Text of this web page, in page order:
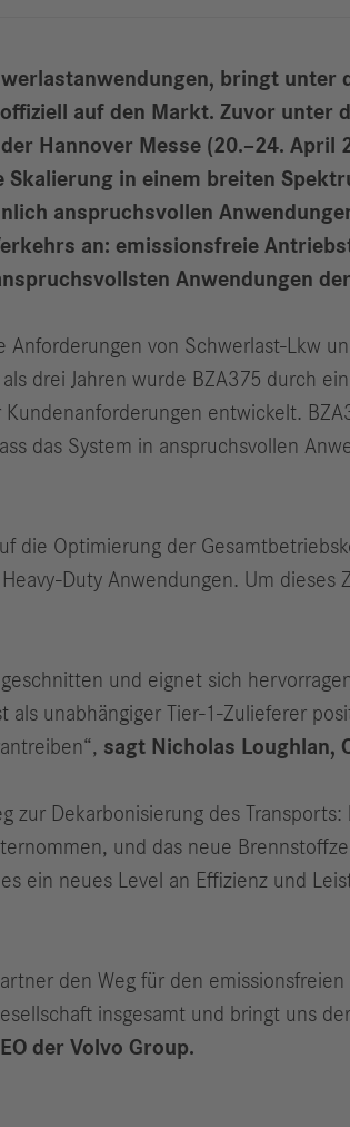
bringt unter
auf den Markt. Zuvor unter
Hannover Messe (20.–24.
in einem breiten
anspruchsvollen
an: emissionsfreie
Anwendungen
von Schwerlast-Lkw
drei Jahren wurde BZA375 durch
entwickelt.
das System in anspruchsvollen
Optimierung der
Duty Anwendungen. Um dieses
und eignet sich
unabhängiger Tier-1-Zulieferer
sagt Nicholas Loughlan,
zur Dekarbonisierung des
und das neue
ein neues Level an Effizienz und
den Weg für den
insgesamt und bringt uns
der Volvo Group.